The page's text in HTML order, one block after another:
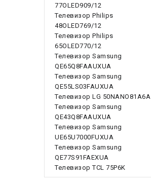
77OLED909/12
Телевизор Philips
48OLED769/12
Телевизор Philips
65OLED770/12
Телевизор Samsung
QE65Q8FAAUXUA
Телевизор Samsung
QE55LS03FAUXUA
Телевизор LG 50NANO81A6A
Телевизор Samsung
QE43Q8FAAUXUA
Телевизор Samsung
UE65U7000FUXUA
Телевизор Samsung
QE77S91FAEXUA
Телевизор TCL 75P6K